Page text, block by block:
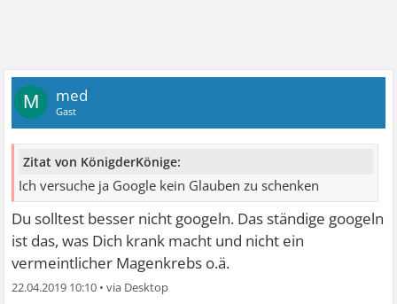
M med
Gast
Zitat von KönigderKönige:
Ich versuche ja Google kein Glauben zu schenken
Du solltest besser nicht googeln. Das ständige googeln
ist das, was Dich krank macht und nicht ein
vermeintlicher Magenkrebs o.ä.
22.04.2019 10:10 •